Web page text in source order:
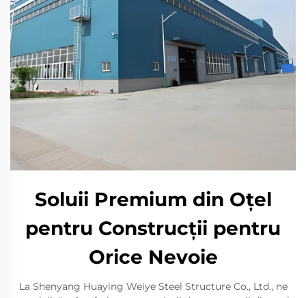
Soluii Premium din Oțel
pentru Construcții pentru
Orice Nevoie
La Shenyang Huaying Weiye Steel Structure Co., Ltd., ne